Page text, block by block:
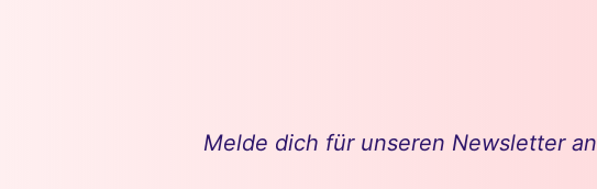
Melde dich für unseren Newsletter an